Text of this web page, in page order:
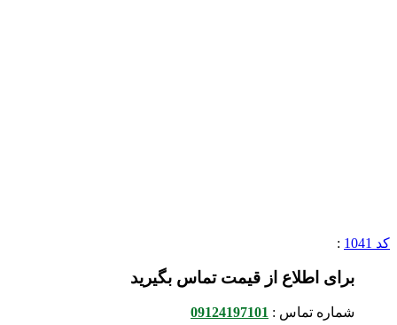
کد 1041 :
برای اطلاع از قیمت تماس بگیرید
شماره تماس : 09124197101